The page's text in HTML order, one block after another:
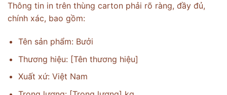
Thông tin in trên thùng carton phải rõ ràng, đầy đủ,
chính xác, bao gồm:
Tên sản phẩm: Bưởi
Thương hiệu: [Tên thương hiệu]
Xuất xứ: Việt Nam